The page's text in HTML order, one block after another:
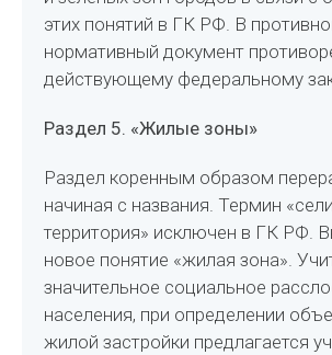
этих понятий в ГК РФ. В
нормативный документ
действующему федеральному
Раздел 5. «Жилые зоны»
Раздел коренным образом
начиная с названия. Термин
территория» исключен в ГК РФ.
новое понятие «жилая зона».
значительное социальное
населения, при определении
жилой застройки предлагается